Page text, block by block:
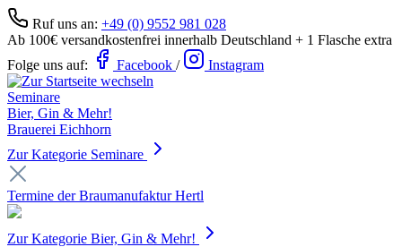
Ruf uns an: +49 (0) 9552 981 028
Ab 100€ versandkostenfrei innerhalb Deutschland + 1 Flasche extra
Folge uns auf:
Facebook / Instagram
Seminare
Bier, Gin & Mehr!
Brauerei Eichhorn
Zur Kategorie Seminare
Termine der Braumanufaktur Hertl
Zur Kategorie Bier, Gin & Mehr!